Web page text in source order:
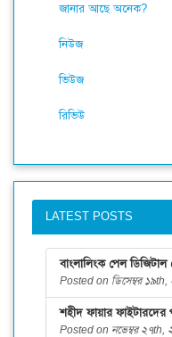
জানার আছে অনেক?
নিউজ
ভিউজ
রিভিউ
LATEST POSTS
বাংলালিংক পেল
Posted on ডিসেম্বর
শহীদ ফায়ার ফাইটারদের
Posted on নভেম্বর ২৭th,